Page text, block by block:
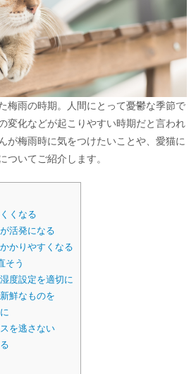
梅雨の時期。人間にとって憂鬱な季節で
変化などが起こりやすい時期だと言われ
が梅雨時に気をつけたいことや、愛猫に
ついてご紹介します。
くなる
活発になる
かりやすくなる
そう
度設定を適切に
鮮なものを
を逃さない